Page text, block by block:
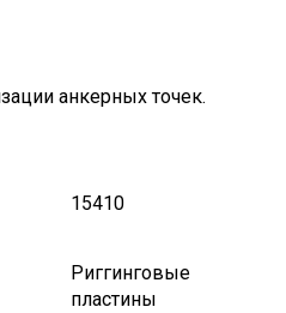
анкерных точек.
15410
Риггинговые
пластины